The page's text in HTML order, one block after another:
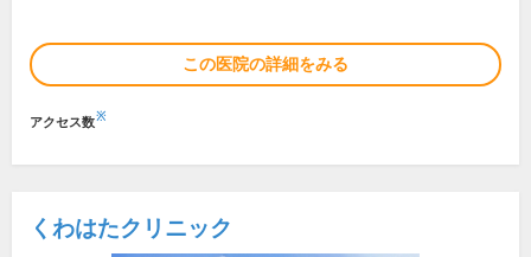
この医院の詳細をみる
アクセス数※
くわはたクリニック